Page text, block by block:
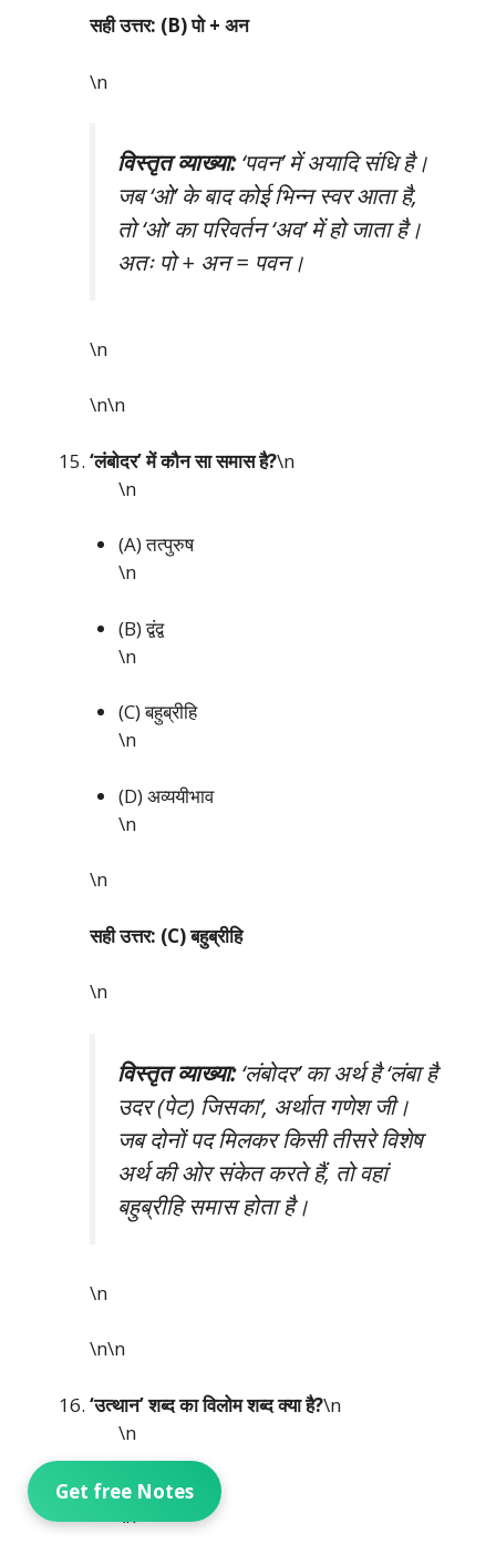
Get free Notes
सही उत्तर: (B) पो + अन
\n
विस्तृत व्याख्या:‘पवन’ में अयादि संधि है।
जब ‘ओ’ के बाद कोई भिन्न स्वर आता है,
तो ‘ओ’ का परिवर्तन ‘अव’ में हो जाता है।
अतः पो + अन = पवन।
\n
\n\n
‘लंबोदर’ में कौन सा समास है?\n
\n
(A) तत्पुरुष
\n
(B) द्वंद्व
\n
(C) बहुब्रीहि
\n
(D) अव्ययीभाव
\n
\n
सही उत्तर: (C) बहुब्रीहि
\n
विस्तृत व्याख्या:‘लंबोदर’ का अर्थ है ‘लंबा है
उदर (पेट) जिसका’, अर्थात गणेश जी।
जब दोनों पद मिलकर किसी तीसरे विशेष
अर्थ की ओर संकेत करते हैं, तो वहां
बहुब्रीहि समास होता है।
\n
\n\n
‘उत्थान’ शब्द का विलोम शब्द क्या है?\n
\n
(A) प्रस्थान
\n